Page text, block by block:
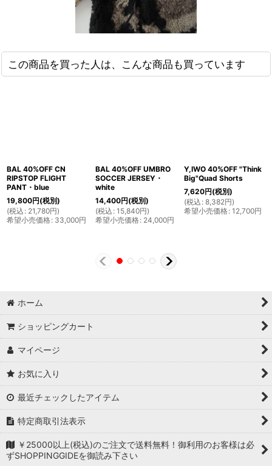
この商品を買った人は、こんな商品も買っています
BAL 40%OFF CN
RIPSTOP FLIGHT
PANT・blue
19,800円(税別)
(税込 : 21,780円)
希望小売価格: 33,000円
BAL 40%OFF UMBRO
SOCCER JERSEY・
white
14,400円(税別)
(税込 : 15,840円)
希望小売価格: 24,000円
Y,IWO 40%OFF "Think
Big"Quad Shorts
7,620円(税別)
(税込 : 8,382円)
希望小売価格: 12,700円
ホーム
ショッピングカート
マイページ
お気に入り
最近チェックしたアイテム
特定商取引法表示
￥25000以上(税込)のご注文で送料無料！御利用のお客様は必
ずSHOPPINGGIDEを御読み下さい